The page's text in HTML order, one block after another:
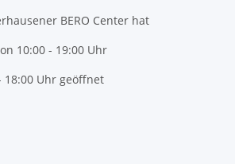
BERO Center hat
10:00 - 19:00 Uhr
18:00 Uhr geöffnet